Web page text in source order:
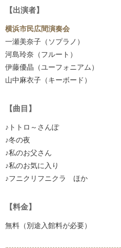
【出演者】
横浜市民広間演奏会
一瀬美奈子（ソプラノ）
河島玲奈（フルート）
伊藤優晶（ユーフォニアム）
山中麻衣子（キーボード）
【曲目】
♪トトロ～さんぽ
♪冬の夜
♪私のお父さん
♪私のお気に入り
♪フニクリフニクラ ほか
【料金】
無料（別途入館料が必要）